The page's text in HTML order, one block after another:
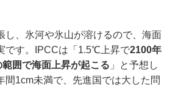
し、氷河や氷山が溶けるので、海面
です。IPCCは「1.5℃上昇で2100年
囲で海面上昇が起こる 」と予想し
間1cm未満で、先進国では大した問